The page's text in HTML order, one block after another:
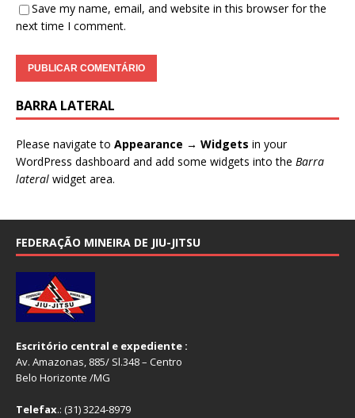
Save my name, email, and website in this browser for the
next time I comment.
BARRA LATERAL
Please navigate to Appearance → Widgets in your
WordPress dashboard and add some widgets into the Barra
lateral widget area.
FEDERAÇÃO MINEIRA DE JIU-JITSU
Escritório central e expediente :
Av. Amazonas, 885/ Sl.348 – Centro
Belo Horizonte /MG
Telefax.: (31) 3224-8979